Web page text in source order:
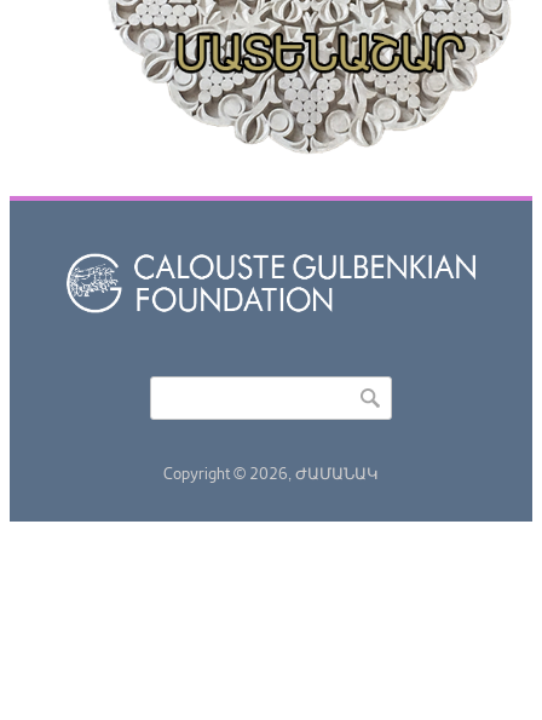
Copyright © 2026, ԺԱՄԱՆԱԿ